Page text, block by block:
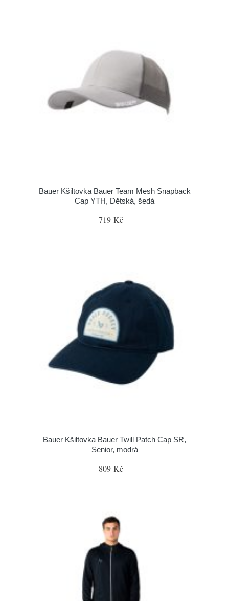
Bauer Kšiltovka Bauer Team Mesh Snapback
Cap YTH, Dětská, šedá
719 Kč
Bauer Kšiltovka Bauer Twill Patch Cap SR,
Senior, modrá
809 Kč